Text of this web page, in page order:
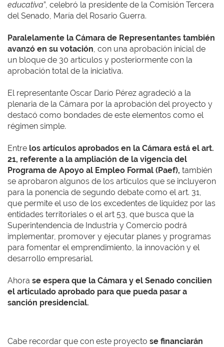
educativa”, celebró la presidente de la Comisión Tercera
del Senado, María del Rosario Guerra.
Paralelamente la Cámara de Representantes también
avanzó en su votación, con una aprobación inicial de
un bloque de 30 artículos y posteriormente con la
aprobación total de la iniciativa.
El representante Oscar Darío Pérez agradeció a la
plenaria de la Cámara por la aprobación del proyecto y
destacó como bondades de este elementos como el
régimen simple.
Entre los artículos aprobados en la Cámara está el art.
21, referente a la ampliación de la vigencia del
Programa de Apoyo al Empleo Formal (Paef), también
se aprobaron algunos de los artículos que se incluyeron
para la ponencia de segundo debate como el art. 31,
que permite el uso de los excedentes de liquidez por las
entidades territoriales o el art 53, que busca que la
Superintendencia de Industria y Comercio podrá
implementar, promover y ejecutar planes y programas
para fomentar el emprendimiento, la innovación y el
desarrollo empresarial.
Ahora se espera que la Cámara y el Senado concilien
el articulado aprobado para que pueda pasar a
sanción presidencial.
Cabe recordar que con este proyecto se financiarán